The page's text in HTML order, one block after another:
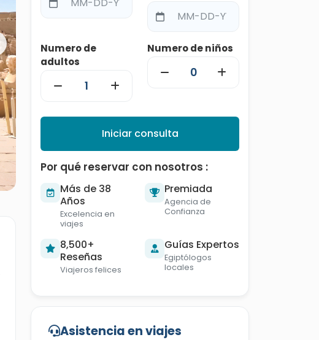
Numero de
adultos
Numero de niños
Iniciar consulta
Por qué reservar con nosotros :
Más de 38
Años
Excelencia en
viajes
Premiada
Agencia de
Confianza
8,500+
Reseñas
Viajeros felices
Guías Expertos
Egiptólogos
locales
Asistencia en viajes